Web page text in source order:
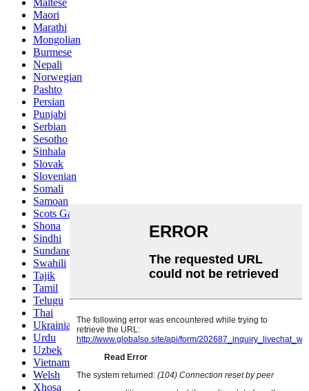
Maltese
Maori
Marathi
Mongolian
Burmese
Nepali
Norwegian
Pashto
Persian
Punjabi
Serbian
Sesotho
Sinhala
Slovak
Slovenian
Somali
Samoan
Scots Gaelic
Shona
Sindhi
Sundanese
Swahili
Tajik
Tamil
Telugu
Thai
Ukrainian
Urdu
Uzbek
Vietnamese
Welsh
Xhosa